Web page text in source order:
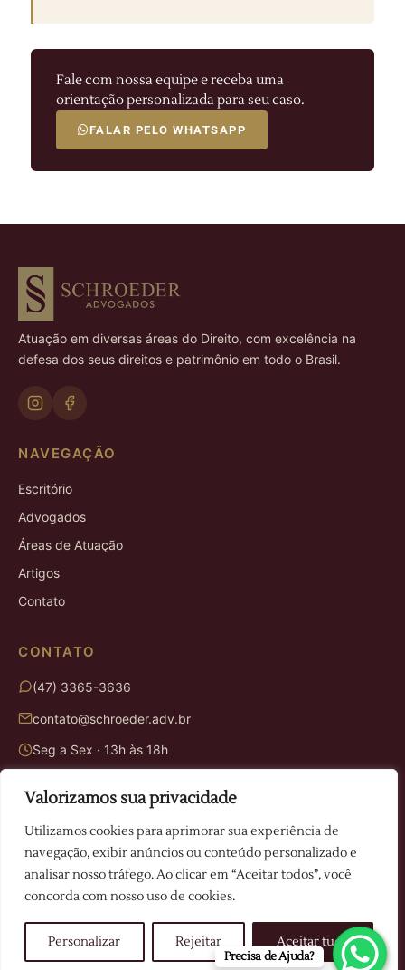
Valorizamos sua privacidade
Utilizamos cookies para aprimorar sua experiência de
navegação, exibir anúncios ou conteúdo personalizado e
analisar nosso tráfego. Ao clicar em “Aceitar todos”, você
concorda com nosso uso de cookies.
Personalizar Rejeitar Aceitar tudo
Fale com nossa equipe e receba uma
orientação personalizada para seu caso.
FALAR PELO WHATSAPP
Atuação em diversas áreas do Direito, com excelência na
defesa dos seus direitos e patrimônio em todo o Brasil.
NAVEGAÇÃO
Escritório
Advogados
Áreas de Atuação
Artigos
Contato
CONTATO
(47) 3365-3636
contato@schroeder.adv.br
Seg a Sex · 13h às 18h
ENDEREÇO
Rua Victor Juvêncio Mafra, 614
Camboriú · SC
© 2026 Schroeder Advogados. Todos os direitos reservados.
Política de PrivacidadePrecisa de Ajuda?